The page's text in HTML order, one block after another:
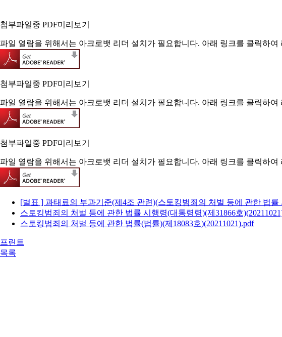
첨부파일중 PDF미리보기
파일 열람을 위해서는 아크로뱃 리더 설치가 필요합니다. 아래 링크를 클릭하여
첨부파일중 PDF미리보기
파일 열람을 위해서는 아크로뱃 리더 설치가 필요합니다. 아래 링크를 클릭하여
첨부파일중 PDF미리보기
파일 열람을 위해서는 아크로뱃 리더 설치가 필요합니다. 아래 링크를 클릭하여
[별표 ] 과태료의 부과기준(제4조 관련)(스토킹범죄의 처벌 등에 관한 법률
스토킹범죄의 처벌 등에 관한 법률 시행령(대통령령)(제31866호
스토킹범죄의 처벌 등에 관한 법률(법률)(제18083호)(20211021).pdf
프린트
목록